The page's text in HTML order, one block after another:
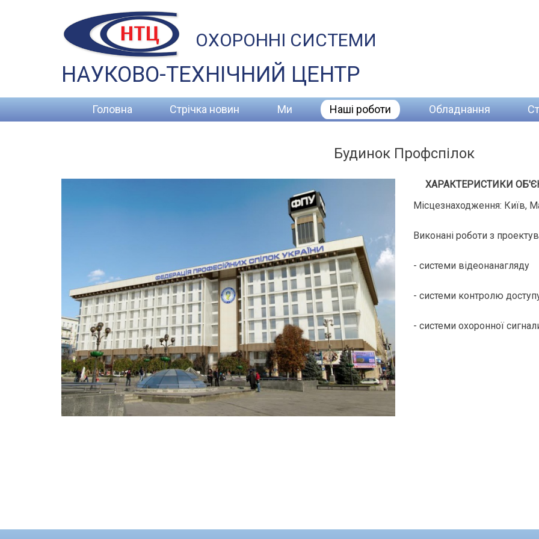
ОХОРОННІ СИСТЕМИ
НАУКОВО-ТЕХНІЧНИЙ ЦЕНТР
Головна Стрічка новин Ми Наші роботи Обладнання
Будинок Профспілок
ХАРАКТЕРИСТИКИ
Місцезнаходження: Київ,
Виконані роботи з
- системи відеонанагляду
- системи контролю
- системи охоронної